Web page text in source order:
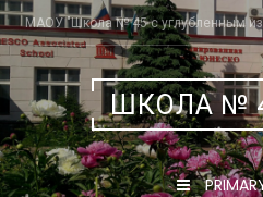
Skip
to
content
МАОУ "Школа № 45 с углубленным
ШКОЛА №